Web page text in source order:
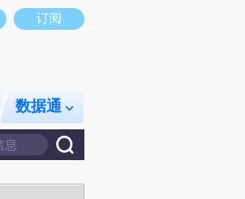
订阅
数据通